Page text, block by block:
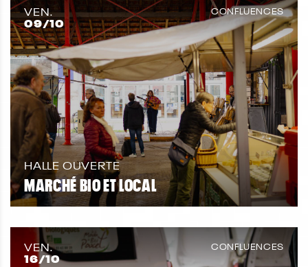
VEN.
09/10
CONFLUENCES
HALLE OUVERTE
MARCHÉ BIO ET LOCAL
VEN.
16/10
CONFLUENCES